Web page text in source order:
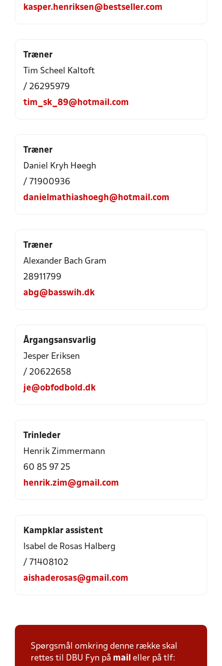
kasper.henriksen@bestseller.com
Træner
Tim Scheel Kaltoft
/ 26295979
tim_sk_89@hotmail.com
Træner
Daniel Kryh Høegh
/ 71900936
danielmathiashoegh@hotmail.com
Træner
Alexander Bach Gram
28911799
abg@basswih.dk
Årgangsansvarlig
Jesper Eriksen
/ 20622658
je@obfodbold.dk
Trinleder
Henrik Zimmermann
60 85 97 25
henrik.zim@gmail.com
Kampklar assistent
Isabel de Rosas Halberg
/ 71408102
aishaderosas@gmail.com
Spørgsmål omkring denne række skal
rettes til DBU Fyn på mail eller på tlf: